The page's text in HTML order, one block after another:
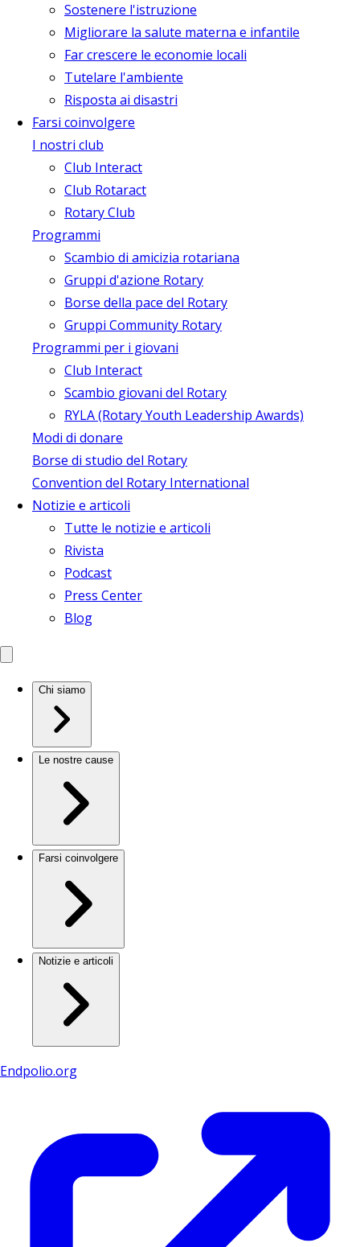
Sostenere l'istruzione
Migliorare la salute materna e infantile
Far crescere le economie locali
Tutelare l'ambiente
Risposta ai disastri
Farsi coinvolgere
I nostri club
Club Interact
Club Rotaract
Rotary Club
Programmi
Scambio di amicizia rotariana
Gruppi d'azione Rotary
Borse della pace del Rotary
Gruppi Community Rotary
Programmi per i giovani
Club Interact
Scambio giovani del Rotary
RYLA (Rotary Youth Leadership Awards)
Modi di donare
Borse di studio del Rotary
Convention del Rotary International
Notizie e articoli
Tutte le notizie e articoli
Rivista
Podcast
Press Center
Blog
Chi siamo
Le nostre cause
Farsi coinvolgere
Notizie e articoli
Endpolio.org